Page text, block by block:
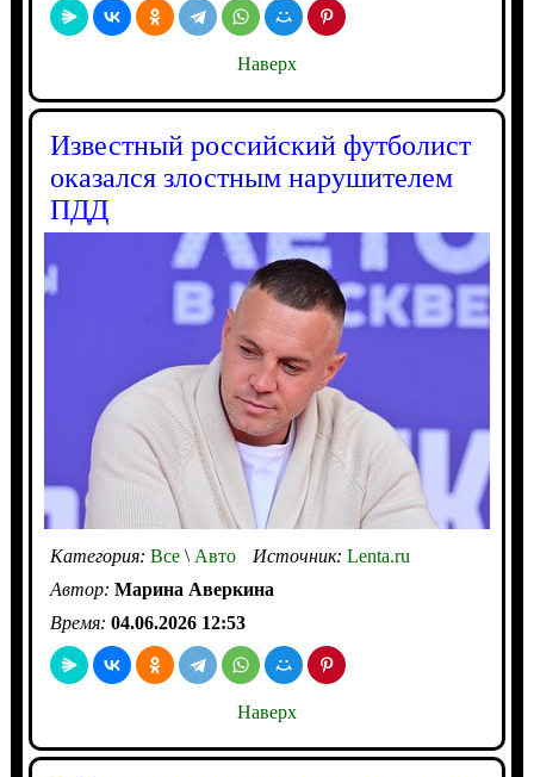
Наверх
Известный российский футболист
оказался злостным нарушителем
ПДД
Категория: Все\Авто Источник: Lenta.ru
Автор: Марина Аверкина
Время: 04.06.2026 12:53
Наверх